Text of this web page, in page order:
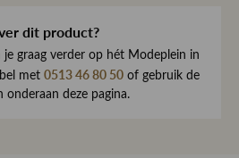
fit
goed dat het kan gebeuren dat
naar wens is. Daarom ben je
eerst te passen op ons
dit product?
je graag verder op hét Modeplein in
met 0513 46 80 50 of gebruik de
deze pagina.